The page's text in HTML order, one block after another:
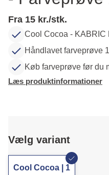
Fra 15 kr./stk.
Cool Cocoa - KABRIC
Håndlavet farveprøve
Køb farveprøve før du
Læs produktinformationer
Vælg variant
Cool Cocoa | 1